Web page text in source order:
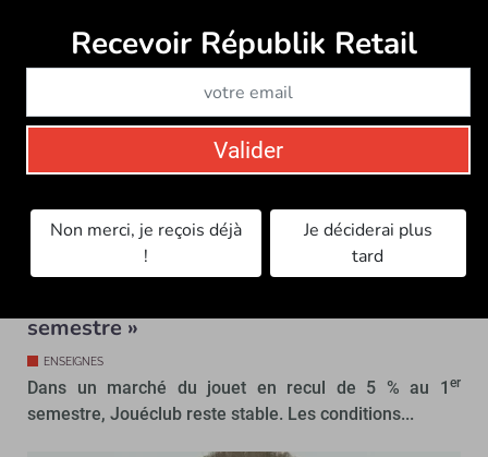
dans notre diffusion. »
l’année pour connaître les résultats et premiers
enseignements de ces différentes opérations.
À lire aussi…
Jouéclub : « Les conditions climatiques ont
semestre »
ENSEIGNES
Dans un marché du jouet en recul de 5 % au 1 er
semestre, Jouéclub reste stable. Les conditions...
Recevoir Républik Retail
Valider
Non merci, je reçois déjà
!
Je déciderai plus
tard